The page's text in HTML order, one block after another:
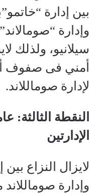
بين إدارة
وإدارة
سيلانيو، ولذلك
أمني فى صفوف
لإدارة صوماللاند.
النقطة الثالثة:
الإدارتين
لايزال النزاع
وإدارة